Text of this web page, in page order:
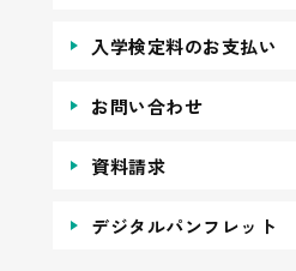
入学検定料のお支払い
お問い合わせ
資料請求
デジタルパンフレット